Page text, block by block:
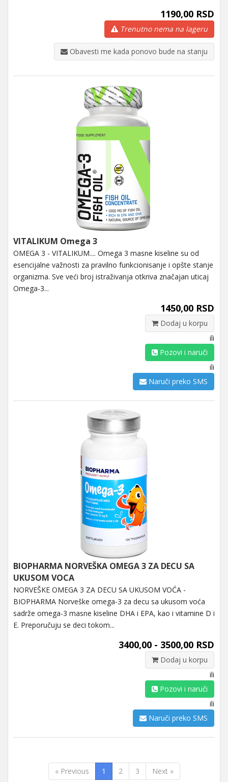
1190,00 RSD
Trenutno nema na lageru
Obavesti me kada ponovo bude na stanju
VITALIKUM Omega 3
OMEGA 3 - VITALIKUM.... Omega 3 masne kiseline su od
esencijalne važnosti za pravilno funkcionisanje i opšte stanje
organizma. Sve veći broj istraživanja otkriva značajan uticaj
Omega-3...
1450,00 RSD
Dodaj u korpu
ili
Pozovi i naruči
ili
Naruči preko SMS
BIOPHARMA NORVEŠKA OMEGA 3 ZA DECU SA
UKUSOM VOCA
NORVEŠKE OMEGA 3 ZA DECU SA UKUSOM VOĆA -
BIOPHARMA Norveške omega-3 za decu sa ukusom voća
sadrže omega-3 masne kiseline DHA i EPA, kao i vitamine D i
E. Preporučuju se deci tokom...
3400,00 - 3500,00 RSD
Dodaj u korpu
ili
Pozovi i naruči
ili
Naruči preko SMS
« Previous 1 2 3 Next »